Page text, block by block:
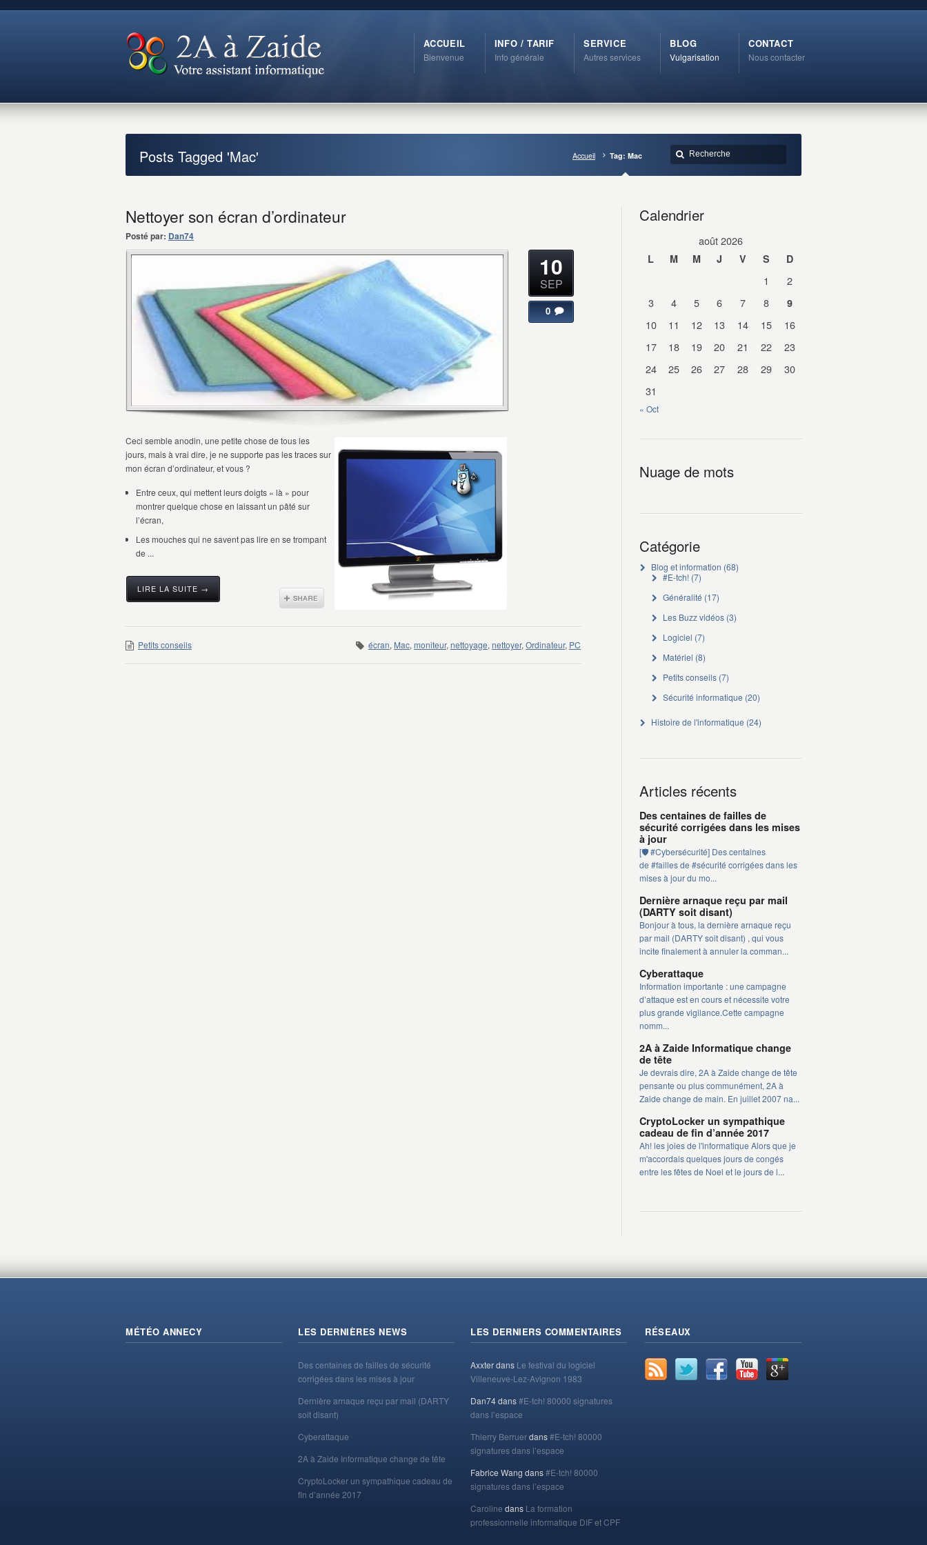
ACCUEIL
Bienvenue
INFO / TARIF
Info générale
SERVICE
Autres services
BLOG
Vulgarisation
CONTACT
Nous contacter
Posts Tagged 'Mac' Accueil Tag: Mac
Nettoyer son écran d’ordinateur
Posté par: Dan74
Ceci semble anodin, une petite chose de tous les
jours, mais à vrai dire, je ne supporte pas les traces sur
mon écran d’ordinateur, et vous ?
Entre ceux, qui mettent leurs doigts « là » pour
montrer quelque chose en laissant un pâté sur
l’écran,
Les mouches qui ne savent pas lire en se trompant
de ...
LIRE LA SUITE →
10
SEP
0
Petits conseils écran, Mac, moniteur, nettoyage, nettoyer, Ordinateur, PC
Calendrier
août 2026
L M M J V S D
1
2
3
4 5 6 7 8 9
10 11 12 13 14 15
16
17
18 19 20 21 22
23
24
25 26 27 28 29
30
31
« Oct
Nuage de mots
Catégorie
Blog et information (68)
#E-tch!(7)
Généralité (17)
Les Buzz vidéos(3)
Logiciel (7)
Matériel (8)
Petits conseils(7)
Sécurité informatique (20)
Histoire de l'informatique (24)
Articles récents
Des centaines de failles de
sécurité corrigées dans les mises
à jour
[🛡️ #Cybersécurité] Des centaines
de #failles de #sécurité corrigées dans les
mises à jour du mo...
Dernière arnaque reçu par mail
(DARTY soit disant)
Bonjour à tous, la dernière arnaque reçu
par mail (DARTY soit disant) , qui vous
incite finalement à annuler la comman...
Cyberattaque
Information importante : une campagne
d’attaque est en cours et nécessite votre
plus grande vigilance.Cette campagne
nomm...
2A à Zaide Informatique change
de tête
Je devrais dire, 2A à Zaide change de tête
pensante ou plus communément, 2A à
Zaide change de main. En juillet 2007 na...
CryptoLocker un sympathique
cadeau de fin d’année 2017
Ah! les joies de l'informatique Alors que je
m'accordais quelques jours de congés
entre les fêtes de Noel et le jours de l...
MÉTÉO ANNECY LES DERNIÈRES NEWS
Des centaines de failles de sécurité
corrigées dans les mises à jour
Dernière arnaque reçu par mail (DARTY
soit disant)
Cyberattaque
2A à Zaide Informatique change de tête
CryptoLocker un sympathique cadeau de
fin d’année 2017
LES DERNIERS COMMENTAIRES
Axxterdans Le festival du logiciel
Villeneuve-Lez-Avignon 1983
Dan74dans#E-tch! 80000 signatures
dans l’espace
Thierry Berruerdans#E-tch! 80000
signatures dans l’espace
Fabrice Wang dans#E-tch! 80000
signatures dans l’espace
Caroline dans La formation
professionnelle informatique DIF et CPF
RÉSEAUX